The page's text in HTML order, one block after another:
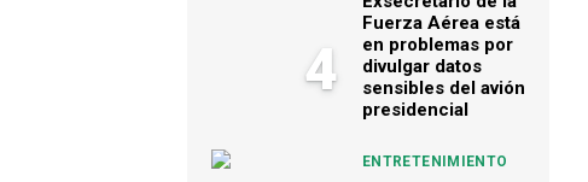
4
Fuerza Aérea está
en problemas por
divulgar datos
sensibles del avión
presidencial
ENTRETENIMIENTO